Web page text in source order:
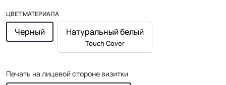
ЦВЕТ МАТЕРИАЛА
Черный Натуральный белый
Touch Cover
Печать на лицевой стороне визитки